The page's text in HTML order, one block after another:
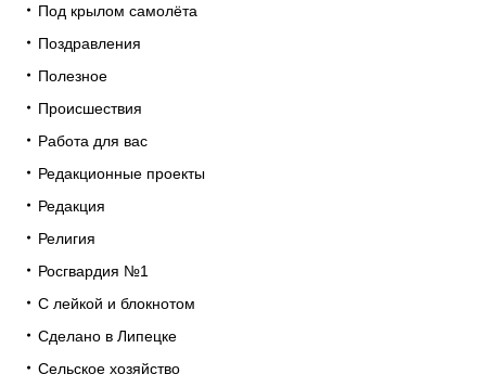
Под крылом самолёта
Поздравления
Полезное
Происшествия
Работа для вас
Редакционные проекты
Редакция
Религия
Росгвардия №1
С лейкой и блокнотом
Сделано в Липецке
Сельское хозяйство